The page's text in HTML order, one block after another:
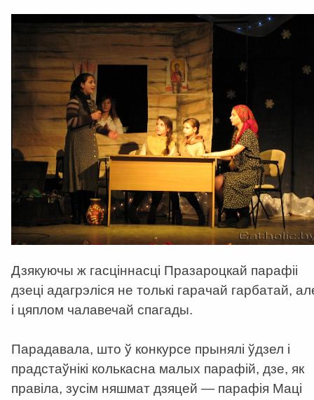
Дзякуючы ж гасціннасці Празароцкай парафіі
дзеці адагрэліся не толькі гарачай гарбатай,
і цяплом чалавечай спагады.
Парадавала, што ў конкурсе прынялі ўдзел і
прадстаўнікі колькасна малых парафій, дзе, як
правіла, зусім няшмат дзяцей — парафія Маці